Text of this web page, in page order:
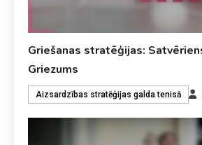
Griešanas stratēģijas:
Griezums
Aizsardzības stratēģijas galda tenisā